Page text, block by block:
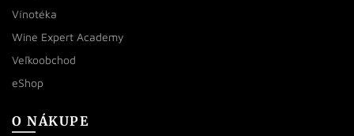
Vínotéka
Wine Expert Academy
Veľkoobchod
eShop
O NÁKUPE